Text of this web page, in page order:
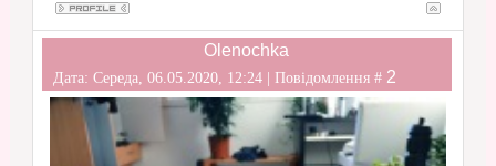
Olenochka
Дата: Середа, 06.05.2020, 12:24 | Повідомлення # 2